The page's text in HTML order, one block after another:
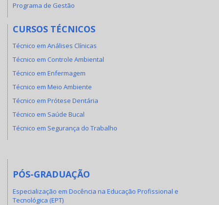
Programa de Gestão
CURSOS TÉCNICOS
Técnico em Análises Clínicas
Técnico em Controle Ambiental
Técnico em Enfermagem
Técnico em Meio Ambiente
Técnico em Prótese Dentária
Técnico em Saúde Bucal
Técnico em Segurança do Trabalho
PÓS-GRADUAÇÃO
Especialização em Docência na Educação Profissional e
Tecnológica (EPT)